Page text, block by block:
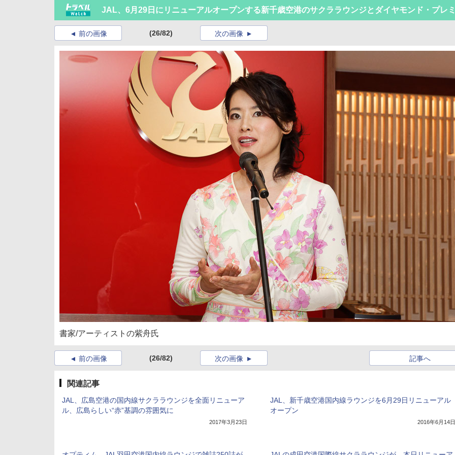
JAL、6月29日にリニューアルオープンする新千歳空港のサクララウンジとダイヤモンド・プレ
前の画像 (26/82) 次の画像
書家/アーティストの紫舟氏
前の画像 (26/82) 記事へ
次の画像
関連記事
JAL、広島空港の国内線サクララウンジを全面リニューア
ル、広島らしい“赤”基調の雰囲気に
2017年3月23日
JAL、新千歳空港国内線ラウンジを6月29日リニューアル
オープン
2016年6月14日